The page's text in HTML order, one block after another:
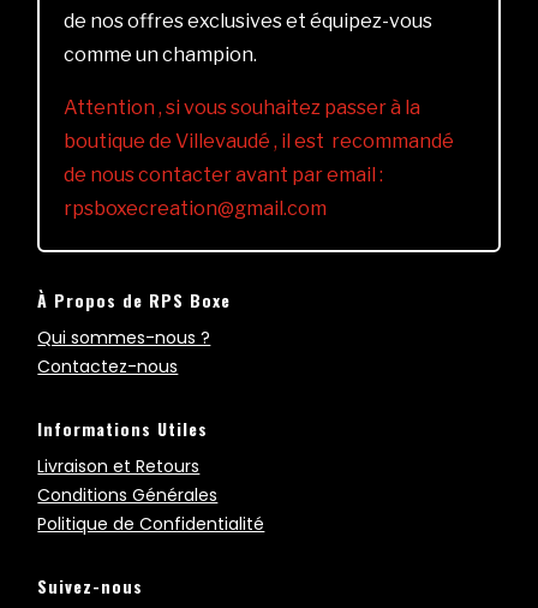
de nos offres exclusives et équipez-vous
comme un champion.
Attention , si vous souhaitez passer à la
boutique de Villevaudé , il est recommandé
de nous contacter avant par email :
rpsboxecreation@gmail.com
À Propos de RPS Boxe
Qui sommes-nous ?
Contactez-nous
Informations Utiles
Livraison et Retours
Conditions Générales
Politique de Confidentialité
Suivez-nous